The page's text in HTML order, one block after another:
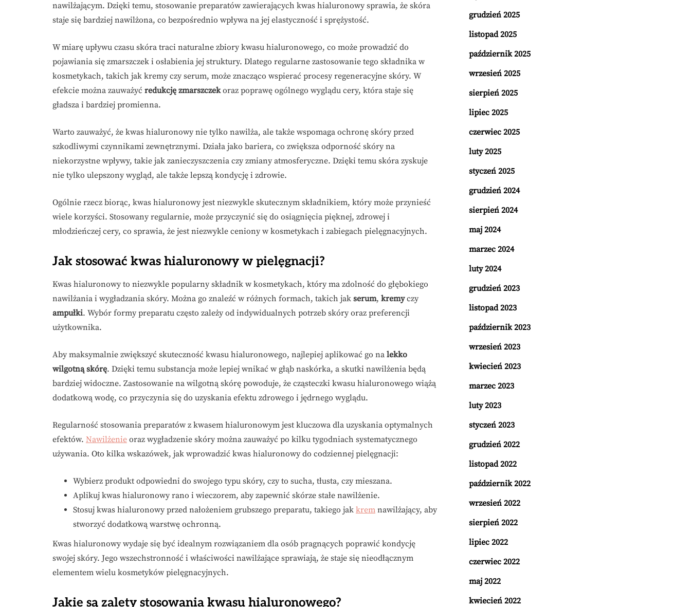
nawilżającym. Dzięki temu, stosowanie preparatów zawierających kwas hialuronowy sprawia, że skóra
staje się bardziej nawilżona, co bezpośrednio wpływa na jej elastyczność i sprężystość.
W miarę upływu czasu skóra traci naturalne zbiory kwasu hialuronowego, co może prowadzić do
pojawiania się zmarszczek i osłabienia jej struktury. Dlatego regularne zastosowanie tego składnika w
kosmetykach, takich jak kremy czy serum, może znacząco wspierać procesy regeneracyjne skóry. W
efekcie można zauważyć redukcję zmarszczekoraz poprawę ogólnego wyglądu cery, która staje się
gładsza i bardziej promienna.
Warto zauważyć, że kwas hialuronowy nie tylko nawilża, ale także wspomaga ochronę skóry przed
szkodliwymi czynnikami zewnętrznymi. Działa jako bariera, co zwiększa odporność skóry na
niekorzystne wpływy, takie jak zanieczyszczenia czy zmiany atmosferyczne. Dzięki temu skóra zyskuje
nie tylko ulepszony wygląd, ale także lepszą kondycję i zdrowie.
Ogólnie rzecz biorąc, kwas hialuronowy jest niezwykle skutecznym składnikiem, który może przynieść
wiele korzyści. Stosowany regularnie, może przyczynić się do osiągnięcia pięknej, zdrowej i
młodzieńczej cery, co sprawia, że jest niezwykle ceniony w kosmetykach i zabiegach pielęgnacyjnych.
Jak stosować kwas hialuronowy w pielęgnacji?
Kwas hialuronowy to niezwykle popularny składnik w kosmetykach, który ma zdolność do głębokiego
nawilżania i wygładzania skóry. Można go znaleźć w różnych formach, takich jak serum, kremyczy
ampułki. Wybór formy preparatu często zależy od indywidualnych potrzeb skóry oraz preferencji
użytkownika.
Aby maksymalnie zwiększyć skuteczność kwasu hialuronowego, najlepiej aplikować go na lekko
wilgotną skórę. Dzięki temu substancja może lepiej wnikać w głąb naskórka, a skutki nawilżenia będą
bardziej widoczne. Zastosowanie na wilgotną skórę powoduje, że cząsteczki kwasu hialuronowego wiążą
dodatkową wodę, co przyczynia się do uzyskania efektu zdrowego i jędrnego wyglądu.
Regularność stosowania preparatów z kwasem hialuronowym jest kluczowa dla uzyskania optymalnych
efektów. Nawilżenie oraz wygładzenie skóry można zauważyć po kilku tygodniach systematycznego
używania. Oto kilka wskazówek, jak wprowadzić kwas hialuronowy do codziennej pielęgnacji:
Wybierz produkt odpowiedni do swojego typu skóry, czy to sucha, tłusta, czy mieszana.
Aplikuj kwas hialuronowy rano i wieczorem, aby zapewnić skórze stałe nawilżenie.
Stosuj kwas hialuronowy przed nałożeniem grubszego preparatu, takiego jak krem nawilżający, aby
stworzyć dodatkową warstwę ochronną.
Kwas hialuronowy wydaje się być idealnym rozwiązaniem dla osób pragnących poprawić kondycję
swojej skóry. Jego wszechstronność i właściwości nawilżające sprawiają, że staje się nieodłącznym
elementem wielu kosmetyków pielęgnacyjnych.
Jakie są zalety stosowania kwasu hialuronowego?
grudzień 2025
listopad 2025
październik 2025
wrzesień 2025
sierpień 2025
lipiec 2025
czerwiec 2025
luty 2025
styczeń 2025
grudzień 2024
sierpień 2024
maj 2024
marzec 2024
luty 2024
grudzień 2023
listopad 2023
październik 2023
wrzesień 2023
kwiecień 2023
marzec 2023
luty 2023
styczeń 2023
grudzień 2022
listopad 2022
październik 2022
wrzesień 2022
sierpień 2022
lipiec 2022
czerwiec 2022
maj 2022
kwiecień 2022